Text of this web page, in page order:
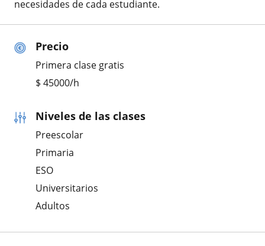
Precio
Primera clase gratis
$ 45000/h
Niveles de las clases
Preescolar
Primaria
ESO
Universitarios
Adultos
necesidades de cada estudiante.